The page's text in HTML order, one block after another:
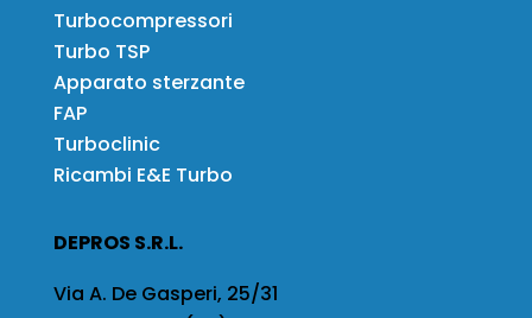
Turbocompressori
Turbo TSP
Apparato sterzante
FAP
Turboclinic
Ricambi E&E Turbo
DEPROS S.R.L.
Via A. De Gasperi, 25/31